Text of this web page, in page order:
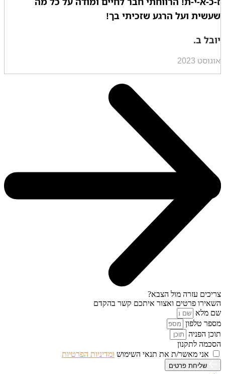
שעשית ועל הרגע שזכיתי בך!
יובל ב.
אוגוסט 2023
צריכים עזרה מול הצבא?
השאירו פרטים ואצור איתכם קשר בהקדם
שם מלא
מספר טלפון
תוכן הפניה
הסכמה לתקנון
אני מאשר/ת את תנאי השימוש ומדיניות הפרטיות
שליחת פרטים